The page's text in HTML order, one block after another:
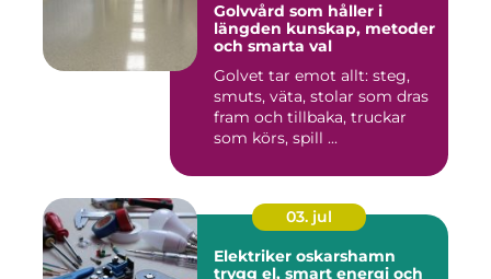
Golvvård som håller i
längden kunskap, metoder
och smarta val
Golvet tar emot allt: steg,
smuts, väta, stolar som dras
fram och tillbaka, truckar
som körs, spill ...
03. jul
Elektriker oskarshamn
trygg el, smart energi och